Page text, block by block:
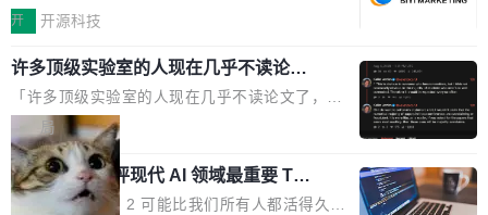
页面的文本，然后把文本丢给大模型，再返回一
段回答。仅此而已。 这当然有用，但总觉得差点
意思。比如我在一个后台管理系统里，需要填50
个表单字段，每个字段还有联动逻辑；比如我
想...
与80PLUS钛金能效；支持ATX 3.1与PCIe 5.1
规范，结合服务器级元件、完善供电线材与内置
实时LCD监控屏，可充分满足当下高阶PC主机
的严苛使用需求。 澎湃功率，紧凑机身 钛金雕1
600PG5 AI TOP具备强悍输出功率，同时实现
机身尺寸大幅精简。整机长度仅16厘米，属于同
功率段机身尺寸十分紧凑的1600W电源产品。小
巧机身有效提升市面主流标准A...
的价值重构。全球全案品牌代理机构市场从2025
复合增长率达5.44%,预计2032年将突破120亿美
元。数字广告与公共关系相关服务市场更是从20
25年的8463亿美元扩张至2026年的8763亿美
元。数字的背后是一个清晰的事实——品牌对专
业化营销服务的需求从未如此迫切。 但市场扩容
的同时,服务商的竞争逻辑正在改变。2026年Top
开 开源科技
许多顶级实验室的人现在几乎不读论文
了
「许多顶级实验室的人现在几乎不读论文了，而
且他们认为 ICLR/ICML/NeurIPS 充斥着大量过
度宣传和欺诈。」 OpenAI 研究员 Keller Jorda
n 这条推文引发了广泛讨论。他不是在说风凉
话，他是说出了一个圈内人尽皆知但很少公开捅
局
xAI 前工程师评现代 AI 领域最重要 Top
3 开源项目
Flash Attention 2 可能比我们所有人都活得久。